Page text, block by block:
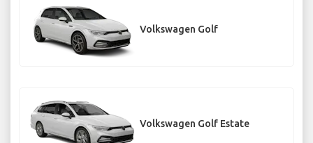
Volkswagen Golf
Volkswagen Golf Estate